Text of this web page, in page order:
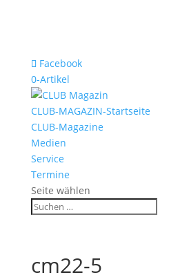
Facebook
0-Artikel
CLUB-MAGAZIN-Startseite
CLUB-Magazine
Medien
Service
Termine
Seite wählen
cm22-5